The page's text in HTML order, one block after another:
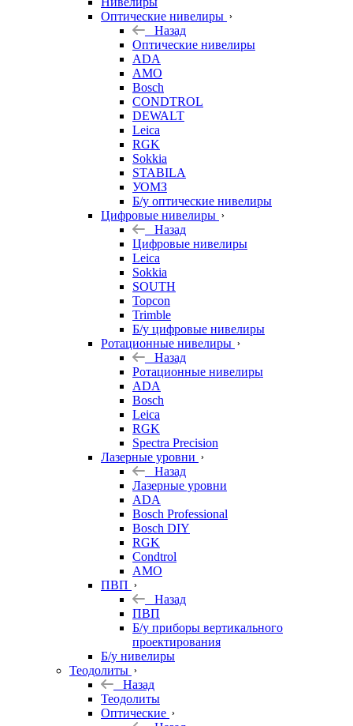
Оптические нивелиры
Назад
Оптические нивелиры
ADA
AMO
Bosch
CONDTROL
DEWALT
Leica
RGK
Sokkia
STABILA
УОМЗ
Б/у оптические нивелиры
Цифровые нивелиры
Назад
Цифровые нивелиры
Leica
Sokkia
SOUTH
Topcon
Trimble
Б/у цифровые нивелиры
Ротационные нивелиры
Назад
Ротационные нивелиры
ADA
Bosch
Leica
RGK
Spectra Precision
Лазерные уровни
Назад
Лазерные уровни
ADA
Bosch Professional
Bosch DIY
RGK
Condtrol
AMO
ПВП
Назад
ПВП
Б/у приборы вертикального
проектирования
Б/у нивелиры
Теодолиты
Назад
Теодолиты
Оптические